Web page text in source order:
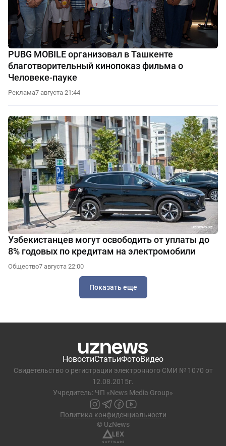
PUBG MOBILE организовал в Ташкенте
благотворительный кинопоказ фильма о
Человеке-пауке
Реклама7 августа 21:44
Узбекистанцев могут освободить от уплаты до
8% годовых по кредитам на электромобили
Общество7 августа 22:00
Показать еще
НовостиСтатьиФотоВидео
Свидетельство о регистрации электронного СМИ № 1070 от
12.08.2015г.
Учредитель: ЧП «News Media Group»
Политика конфиденциальности
© UzNews